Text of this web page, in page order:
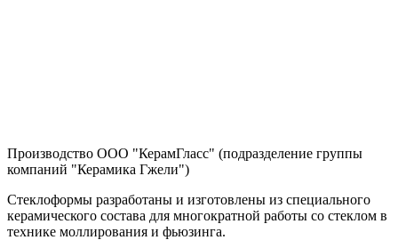
Производство ООО "КерамГласс" (подразделение группы
компаний "Керамика Гжели")
Стеклоформы разработаны и изготовлены из специального
керамического состава для многократной работы со стеклом в
технике моллирования и фьюзинга.